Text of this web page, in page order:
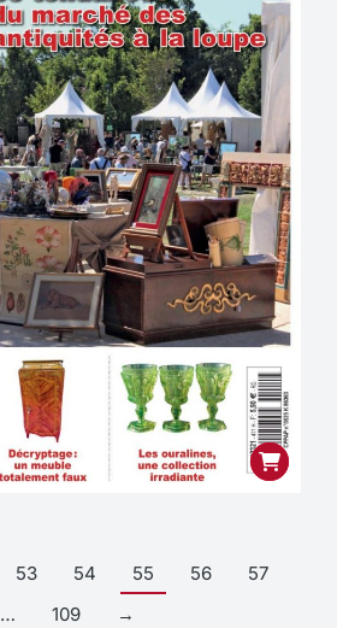
53 54 55 56
57
…
109 →